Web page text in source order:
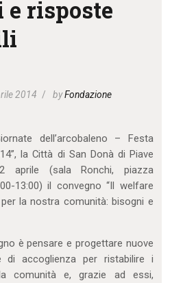
e risposte
2014
byFondazione
dell’arcobaleno – Festa
la Città di San Donà di Piave
aprile (sala Ronchi, piazza
13:00) il convegno “Il welfare
la nostra comunità: bisogni e
è pensare e progettare nuove
accoglienza per ristabilire i
comunità e, grazie ad essi,